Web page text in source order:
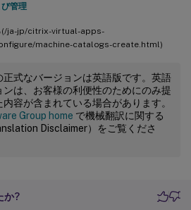
管理
(/ja-jp/citrix-virtual-apps-
machine-catalogs-create.html)
正式なバージョンは英語版です。英語
は、お客様の利便性のためにのみ提
容が含まれている場合があります。
Group home で機械翻訳に関する
Disclaimer）をご覧くださ
か?